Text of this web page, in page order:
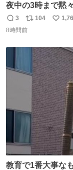
夜中の3時まで黙
くじ110ワレくら
はお譲りいただけ
返
信
3
リ
ポ
104
い
数
8時間前
教育で1番大事な